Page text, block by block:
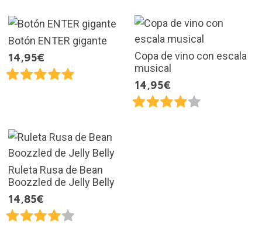
Botón ENTER gigante
14,95€
Copa de vino con escala
musical
14,95€
Ruleta Rusa de Bean
Boozzled de Jelly Belly
14,85€